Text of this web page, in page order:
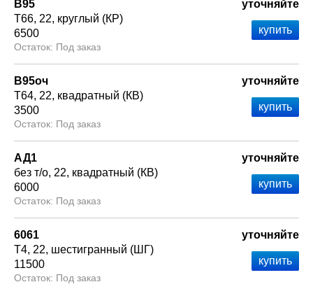
В95
Т66 22 круглый (КР)
6500
Под заказ
уточняйте
В95оч
Т64 22 квадратный (КВ)
3500
Под заказ
уточняйте
АД1
без т/о 22 квадратный (КВ)
6000
Под заказ
уточняйте
6061
Т4 22 шестигранный (ШГ)
11500
Под заказ
уточняйте